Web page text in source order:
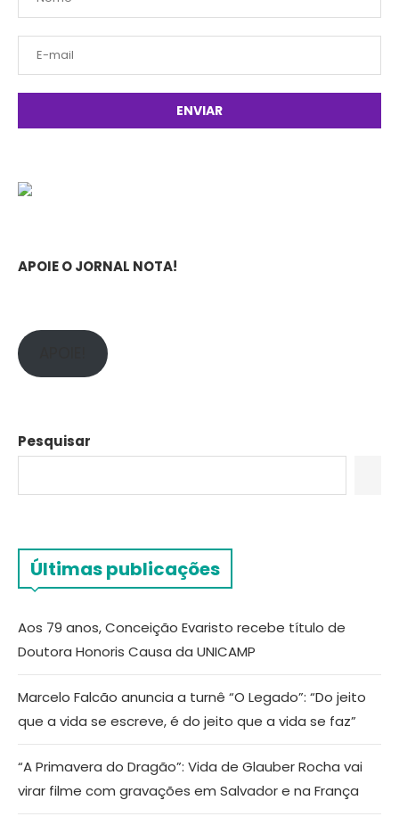
APOIE O JORNAL NOTA!
Pesquisar
Últimas publicações
Aos 79 anos, Conceição Evaristo recebe título de
Doutora Honoris Causa da UNICAMP
Marcelo Falcão anuncia a turnê “O Legado”: “Do jeito
que a vida se escreve, é do jeito que a vida se faz”
“A Primavera do Dragão”: Vida de Glauber Rocha vai
virar filme com gravações em Salvador e na França